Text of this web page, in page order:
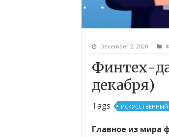
December 2, 2020
Финтех-
декабря)
Tags
Главное из мира